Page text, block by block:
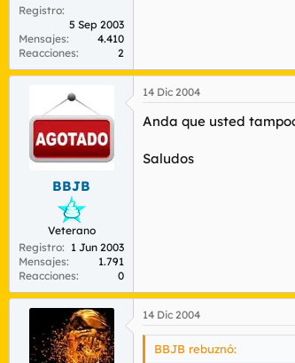
Registro
5 Sep 2003
Mensajes
4.410
Reacciones
2
BBJB
Veterano
Registro
1 Jun 2003
Mensajes
1.791
Reacciones
0
14 Dic 2004
Anda que usted
Saludos
14 Dic 2004
BBJB rebuznó: